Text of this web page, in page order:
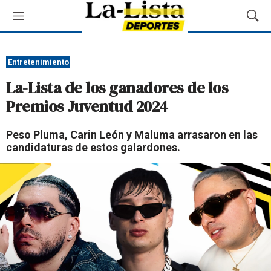
M
e
ú
M
o
s
e
d
a
Entretenimiento
La-Lista de los ganadores de los
Premios Juventud 2024
Peso Pluma, Carin León y Maluma arrasaron en las
candidaturas de estos galardones.